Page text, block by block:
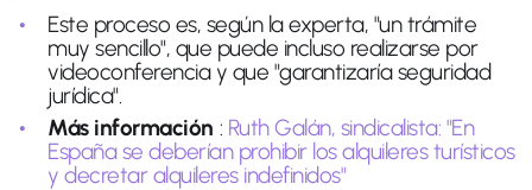
Este proceso es, según la experta, "un trámite
muy sencillo", que puede incluso realizarse por
videoconferencia y que "garantizaría seguridad
jurídica".
Más información : Ruth Galán, sindicalista: "En
España se deberían prohibir los alquileres turísticos
y decretar alquileres indefinidos"